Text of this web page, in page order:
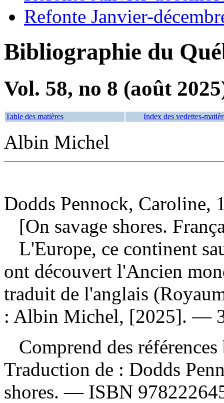
Refonte Janvier-
Bibliographie du
Vol. 58, no 8 (août
Table des matières Index des vedettes-
Albin Michel
Dodds Pennock, Caroline,
[On savage shores.
L'Europe, ce continent
ont découvert l'Ancien
traduit de l'anglais
: Albin Michel, [2025]. —
Comprend des
Traduction de : Dodds
shores. — ISBN